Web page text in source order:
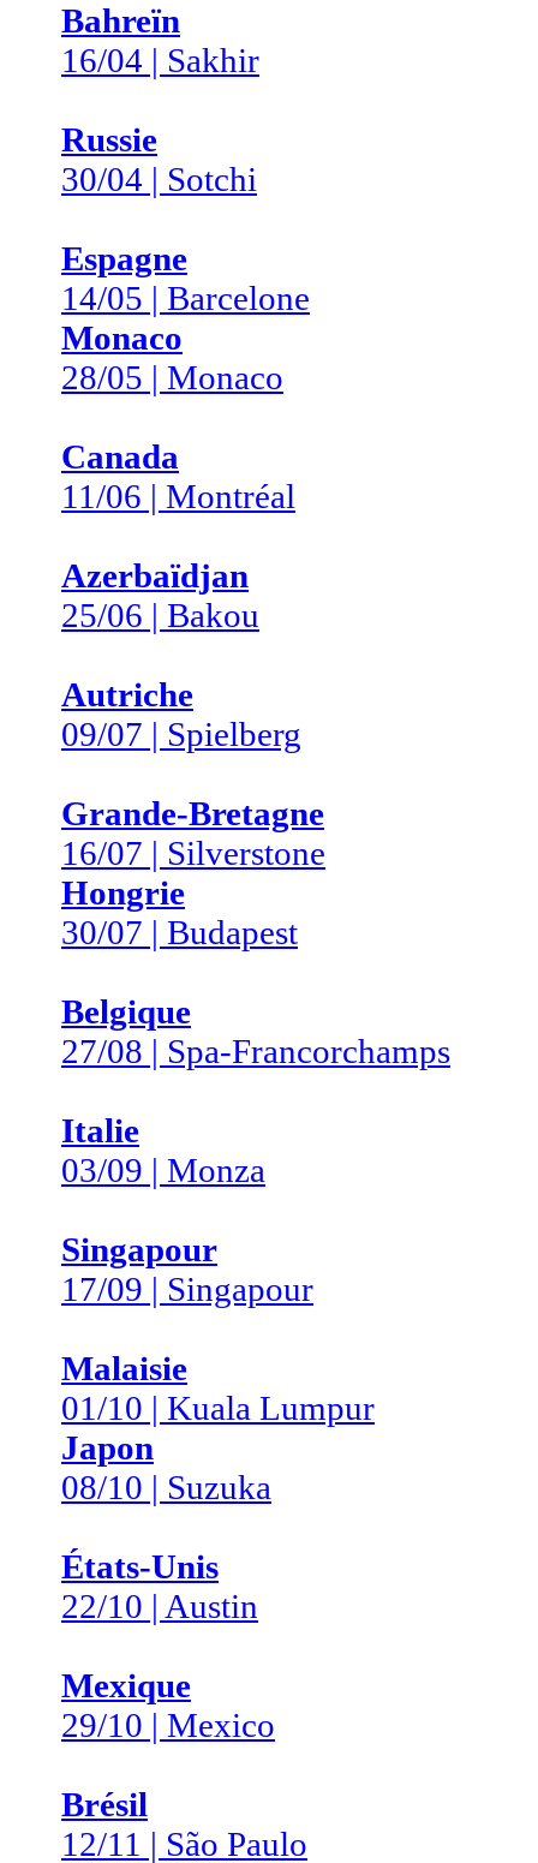
Bahreïn
16/04 | Sakhir
Russie
30/04 | Sotchi
Espagne
14/05 | Barcelone
Monaco
28/05 | Monaco
Canada
11/06 | Montréal
Azerbaïdjan
25/06 | Bakou
Autriche
09/07 | Spielberg
Grande-Bretagne
16/07 | Silverstone
Hongrie
30/07 | Budapest
Belgique
27/08 | Spa-Francorchamps
Italie
03/09 | Monza
Singapour
17/09 | Singapour
Malaisie
01/10 | Kuala Lumpur
Japon
08/10 | Suzuka
États-Unis
22/10 | Austin
Mexique
29/10 | Mexico
Brésil
12/11 | São Paulo